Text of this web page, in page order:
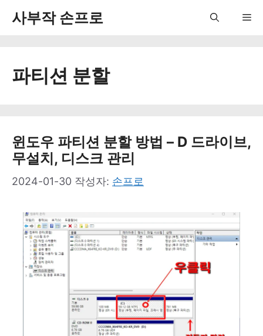
사부작 손프로
파티션 분할
윈도우 파티션 분할 방법 – D 드라이브,
무설치, 디스크 관리
2024-01-30 작성자: 손프로